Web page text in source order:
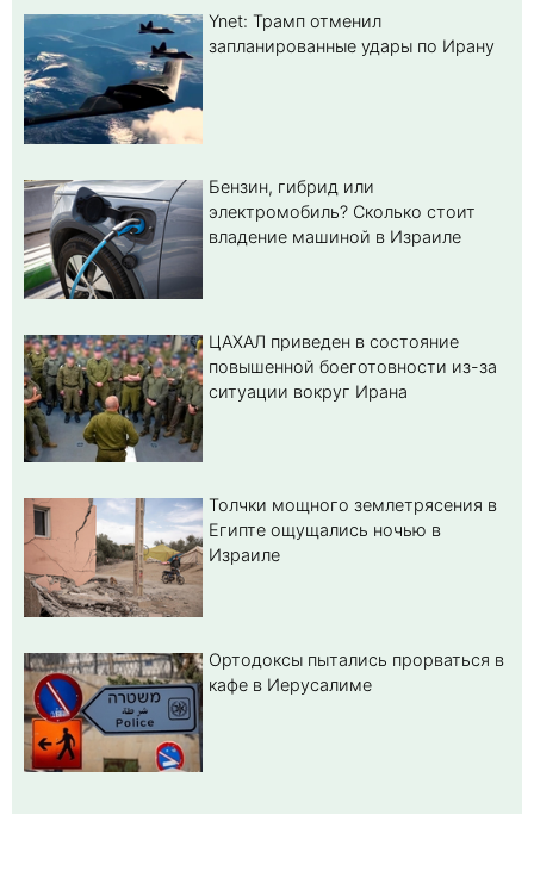
Ynet: Трамп отменил
запланированные удары по Ирану
Бензин, гибрид или
электромобиль? Cколько стоит
владение машиной в Израиле
ЦАХАЛ приведен в состояние
повышенной боеготовности из-за
ситуации вокруг Ирана
Толчки мощного землетрясения в
Египте ощущались ночью в
Израиле
Ортодоксы пытались прорваться в
кафе в Иерусалиме